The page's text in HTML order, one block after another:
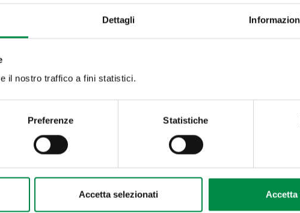
Dettagli
il nostro traffico a fini statistici.
Preferenze Statistiche
Accetta selezionati Accetta
Azienda USL di Imola - Sede
T. +39 0542 604111 - F. +39
Partita IVA 00705271203
Come fare per Moduli